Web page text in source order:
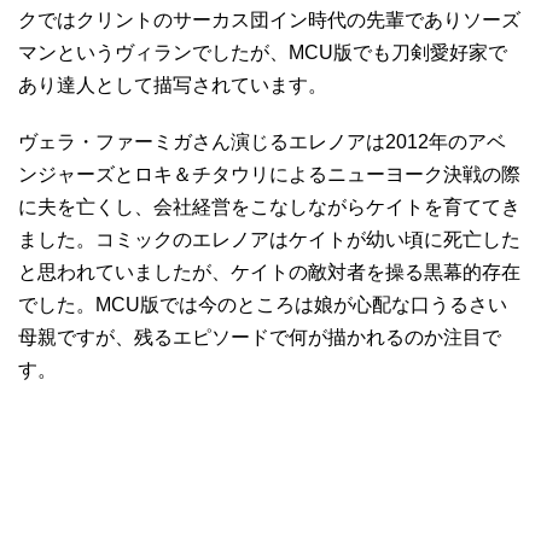
クではクリントのサーカス団イン時代の先輩でありソーズ
マンというヴィランでしたが、MCU版でも刀剣愛好家で
あり達人として描写されています。
ヴェラ・ファーミガさん演じるエレノアは2012年のアベ
ンジャーズとロキ＆チタウリによるニューヨーク決戦の際
に夫を亡くし、会社経営をこなしながらケイトを育ててき
ました。コミックのエレノアはケイトが幼い頃に死亡した
と思われていましたが、ケイトの敵対者を操る黒幕的存在
でした。MCU版では今のところは娘が心配な口うるさい
母親ですが、残るエピソードで何が描かれるのか注目で
す。